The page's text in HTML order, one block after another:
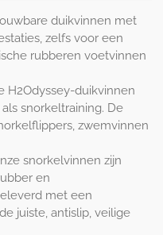
duikvinnen met
zelfs voor een
rubberen voetvinnen
H2Odyssey-duikvinnen
snorkeltraining. De
zwemvinnen
snorkelvinnen zijn
en
met een
juiste, antislip, veilige